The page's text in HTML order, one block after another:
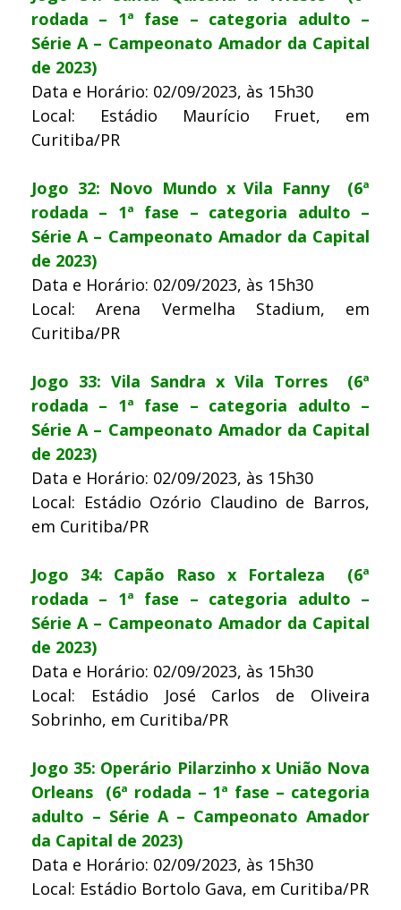
rodada – 1ª fase – categoria adulto –
Série A – Campeonato Amador da Capital
de 2023)
Data e Horário: 02/09/2023, às 15h30
Local: Estádio Maurício Fruet, em
Curitiba/PR
Jogo 32: Novo Mundo x Vila Fanny (6ª
rodada – 1ª fase – categoria adulto –
Série A – Campeonato Amador da Capital
de 2023)
Data e Horário: 02/09/2023, às 15h30
Local: Arena Vermelha Stadium, em
Curitiba/PR
Jogo 33: Vila Sandra x Vila Torres (6ª
rodada – 1ª fase – categoria adulto –
Série A – Campeonato Amador da Capital
de 2023)
Data e Horário: 02/09/2023, às 15h30
Local: Estádio Ozório Claudino de Barros,
em Curitiba/PR
Jogo 34: Capão Raso x Fortaleza (6ª
rodada – 1ª fase – categoria adulto –
Série A – Campeonato Amador da Capital
de 2023)
Data e Horário: 02/09/2023, às 15h30
Local: Estádio José Carlos de Oliveira
Sobrinho, em Curitiba/PR
Jogo 35: Operário Pilarzinho x União Nova
Orleans (6ª rodada – 1ª fase – categoria
adulto – Série A – Campeonato Amador
da Capital de 2023)
Data e Horário: 02/09/2023, às 15h30
Local: Estádio Bortolo Gava, em Curitiba/PR